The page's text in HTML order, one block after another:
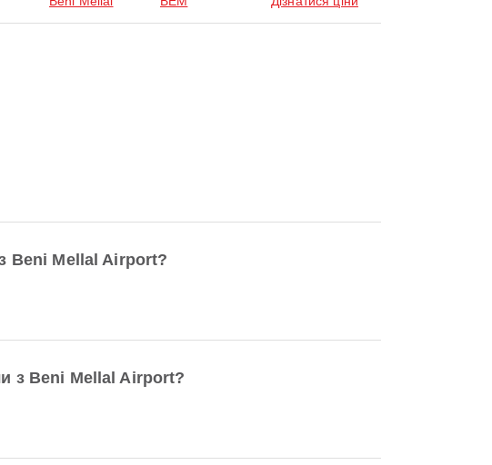
Beni Mellal Airport?
з Beni Mellal Airport?